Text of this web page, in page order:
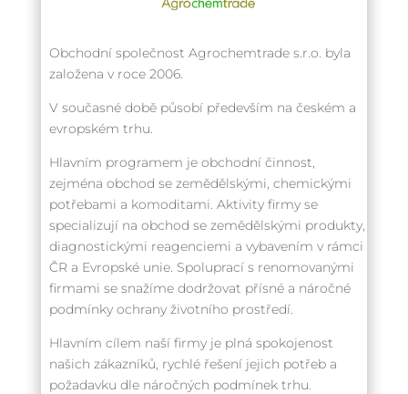
Obchodní společnost Agrochemtrade s.r.o. byla
založena v roce 2006.
V současné době působí především na českém a
evropském trhu.
Hlavním programem je obchodní činnost,
zejména obchod se zemědělskými, chemickými
potřebami a komoditami. Aktivity firmy se
specializují na obchod se zemědělskými produkty,
diagnostickými reagenciemi a vybavením v rámci
ČR a Evropské unie. Spoluprací s renomovanými
firmami se snažíme dodržovat přísné a náročné
podmínky ochrany životního prostředí.
Hlavním cílem naší firmy je plná spokojenost
našich zákazníků, rychlé řešení jejich potřeb a
požadavku dle náročných podmínek trhu.